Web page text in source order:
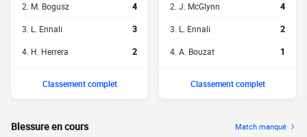
2. M. Bogusz 4
3. L. Ennali 3
4. H. Herrera 2
Classement complet
2. J. McGlynn 4
3. L. Ennali 2
4. A. Bouzat 1
Classement complet
Blessure en cours Match manqué